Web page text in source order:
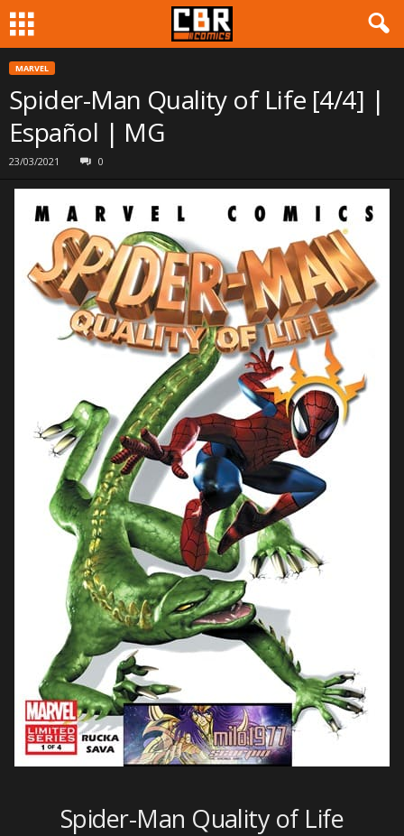
MARVEL
Spider-Man Quality of Life [4/4] |
Español | MG
23/03/2021 0
Spider-Man Quality of Life